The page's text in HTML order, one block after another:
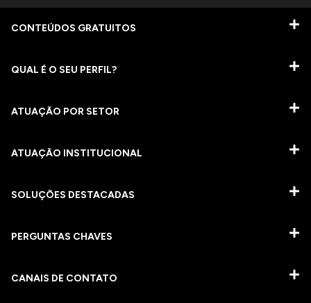
CONTEÚDOS GRATUITOS
QUAL É O SEU PERFIL?
ATUAÇÃO POR SETOR
ATUAÇÃO INSTITUCIONAL
SOLUÇÕES DESTACADAS
PERGUNTAS CHAVES​
CANAIS DE CONTATO